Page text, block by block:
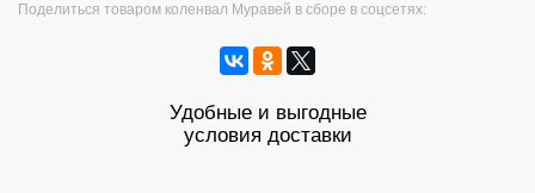
Поделиться товаром коленвал Муравей в сборе в соцсетях:
Удобные и выгодные
условия доставки